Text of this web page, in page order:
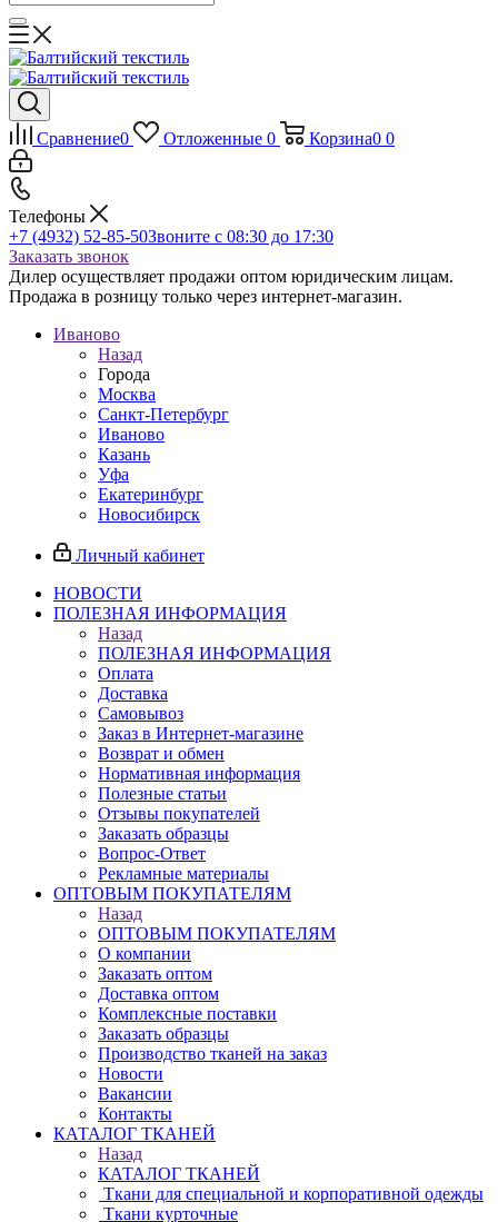
Сравнение0 Отложенные 0 Корзина0 0
Телефоны
+7 (4932) 52-85-50Звоните с 08:30 до 17:30
Заказать звонок
Дилер осуществляет продажи оптом юридическим лицам.
Продажа в розницу только через интернет-магазин.
Иваново
Назад
Города
Москва
Санкт-Петербург
Иваново
Казань
Уфа
Екатеринбург
Новосибирск
Личный кабинет
НОВОСТИ
ПОЛЕЗНАЯ ИНФОРМАЦИЯ
Назад
ПОЛЕЗНАЯ ИНФОРМАЦИЯ
Оплата
Доставка
Самовывоз
Заказ в Интернет-магазине
Возврат и обмен
Нормативная информация
Полезные статьи
Отзывы покупателей
Заказать образцы
Вопрос-Ответ
Рекламные материалы
ОПТОВЫМ ПОКУПАТЕЛЯМ
Назад
ОПТОВЫМ ПОКУПАТЕЛЯМ
О компании
Заказать оптом
Доставка оптом
Комплексные поставки
Заказать образцы
Производство тканей на заказ
Новости
Вакансии
Контакты
КАТАЛОГ ТКАНЕЙ
Назад
КАТАЛОГ ТКАНЕЙ
Ткани для специальной и корпоративной одежды
Ткани курточные